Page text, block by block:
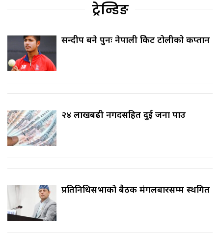
ट्रेन्डिङ
सन्दीप बने पुनः नेपाली क्रिकेट टोलीको कप्तान
२४ लाखबढी नगदसहित दुई जना पक्राउ
प्रतिनिधिसभाको बैठक मंगलबारसम्म स्थगित